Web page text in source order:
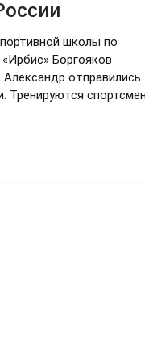
школы по
Боргояков
отправились
Тренируются